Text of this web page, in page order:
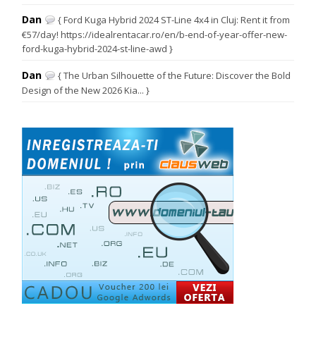
Dan
{ Ford Kuga Hybrid 2024 ST-Line 4x4 in Cluj: Rent it from
€57/day! https://idealrentacar.ro/en/b-end-of-year-offer-new-
ford-kuga-hybrid-2024-st-line-awd }
Dan
{ The Urban Silhouette of the Future: Discover the Bold
Design of the New 2026 Kia... }